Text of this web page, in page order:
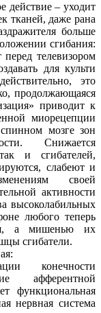
действие – уходит
тканей, даже рана
больше
сгибания:
перед телевизором
для культи
это
продолжающаяся
приводит к
миорецепции
мозге зон
Снижается
и сгибателей,
слабеют и
своей
активности
высоколабильных
любого теперь
а мишенью их
сгибатели.
конечности
афферентной
функциональная
нервная система